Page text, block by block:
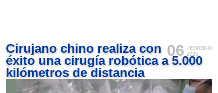
06 FEBRERO
2025
Cirujano chino realiza con
éxito una cirugía robótica a 5.000
kilómetros de distancia